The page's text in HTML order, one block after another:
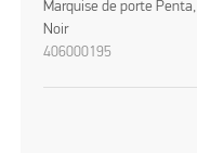
Marquise de porte Penta,
Noir
406000195